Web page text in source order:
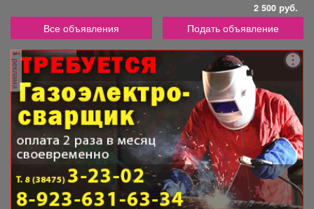
2 500 руб.
Все объявления Подать объявление
реклама